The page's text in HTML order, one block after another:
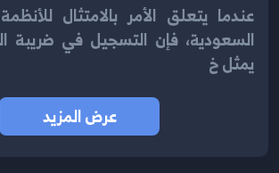
عندما يتعلق الأمر بالامتثال
السعودية، فإن التسجيل في ضريبة
يمثل خ
عرض المزيد